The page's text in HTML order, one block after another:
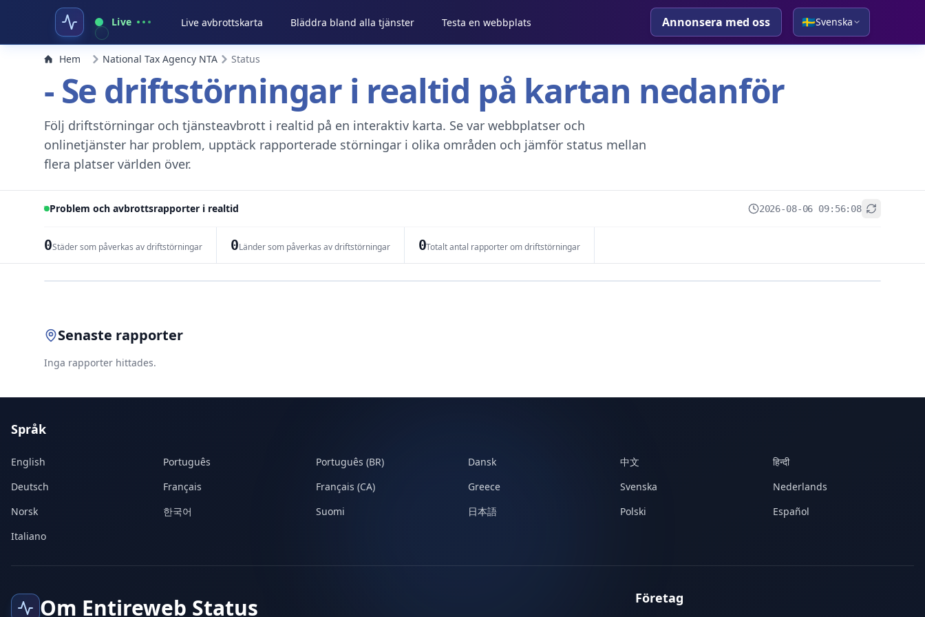
Live Live avbrottskarta Bläddra bland alla tjänster Testa en webbplats Annonsera med oss 🇸🇪Svenska
Hem National Tax Agency NTA Status
- Se driftstörningar i realtid på kartan nedanför
Följ driftstörningar och tjänsteavbrott i realtid på en interaktiv karta. Se var webbplatser och
onlinetjänster har problem, upptäck rapporterade störningar i olika områden och jämför status mellan
flera platser världen över.
Problem och avbrottsrapporter i realtid 2026-08-06 09:56:08
0Städer som påverkas av driftstörningar 0Länder som påverkas av driftstörningar 0Totalt antal rapporter om driftstörningar
Senaste rapporter
Inga rapporter hittades.
Språk
English Português Português (BR) Dansk 中文
हिन्दी
Deutsch
Français Français (CA) Greece Svenska
Nederlands
Norsk
한국어 Suomi 日本語 Polski
Español
Italiano
Om Entireweb Status Företag